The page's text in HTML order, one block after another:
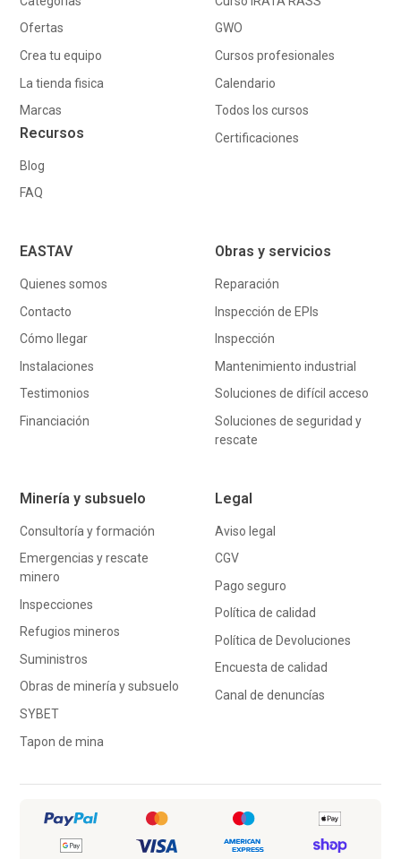
Ofertas
Crea tu equipo
La tienda fisica
Marcas
Recursos
Blog
FAQ
GWO
Cursos profesionales
Calendario
Todos los cursos
Certificaciones
EASTAV
Quienes somos
Contacto
Cómo llegar
Instalaciones
Testimonios
Financiación
Obras y servicios
Reparación
Inspección de EPIs
Inspección
Mantenimiento industrial
Soluciones de difícil acceso
Soluciones de seguridad y
rescate
Minería y subsuelo
Consultoría y formación
Emergencias y rescate
minero
Inspecciones
Refugios mineros
Suministros
Obras de minería y subsuelo
SYBET
Tapon de mina
Legal
Aviso legal
CGV
Pago seguro
Política de calidad
Política de Devoluciones
Encuesta de calidad
Canal de denuncías